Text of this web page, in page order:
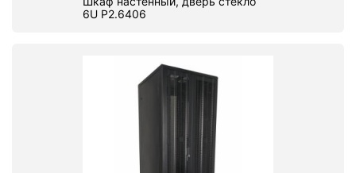
6U P2.6406